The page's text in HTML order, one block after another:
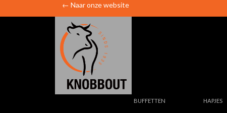
← Naar onze website
BUFFETTEN HAPJES